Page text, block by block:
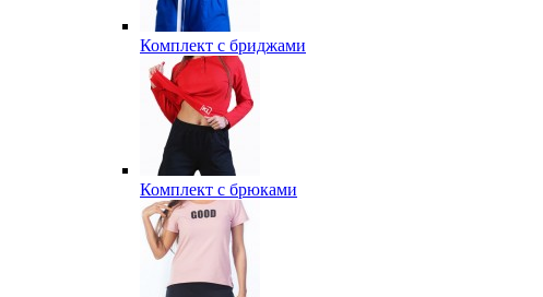
Комплект с бриджами
Комплект с брюками